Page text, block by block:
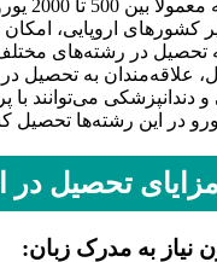
شهریه
کشورهای اروپایی،
تحصیل در رشته‌های
علاقه‌مندان به تحصیل
دندانپزشکی می‌توانند با
مزایای تحصیل در
نیاز به مدرک زبان: